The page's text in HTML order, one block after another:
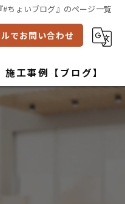
#ちょいブログ』のページ一覧
でお問い合わせ
施工事例【ブログ】